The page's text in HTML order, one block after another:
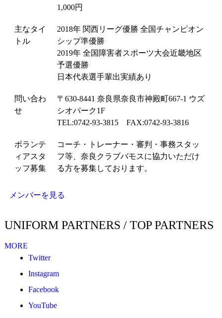
1,000円
主なタイ
トル
2018年 関西リーグ優勝 全国チャンピオン
シップ準優勝
2019年 全国障害者スポーツ大会近畿地区
予選優勝
日本代表選手輩出実績あり
問い合わ
せ
〒630-8441 奈良県奈良市神殿町667-1 ウズ
シオパーク1F
TEL:0742-93-3815 FAX:0742-93-3816
ボランテ
ィアスタ
ッフ募集
コーチ・トレーナー・審判・事務スタッ
フ等、奈良クラブバモスに協力いただけ
る方を募集しております。
メンバーを見る
UNIFORM PARTNERS / TOP PARTNERS
MORE
Twitter
Instagram
Facebook
YouTube